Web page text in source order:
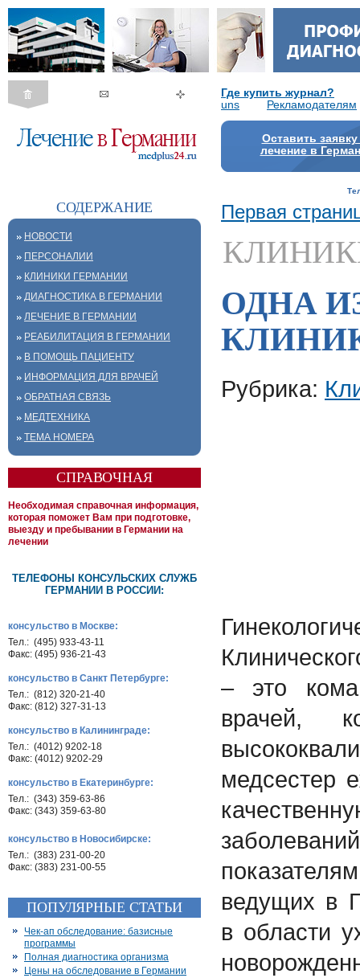
Где купить журнал?
uns
Рекламодателям
Оставить заявку
лечение в
СОДЕРЖАНИЕ
НОВОСТИ
ПЕРСОНАЛИИ
КЛИНИКИ ГЕРМАНИИ
ДИАГНОСТИКА В ГЕРМАНИИ
ЛЕЧЕНИЕ В ГЕРМАНИИ
РЕАБИЛИТАЦИЯ В ГЕРМАНИИ
В ПОМОЩЬ ПАЦИЕНТУ
ИНФОРМАЦИЯ ДЛЯ ВРАЧЕЙ
ОБРАТНАЯ СВЯЗЬ
МЕДТЕХНИКА
ТЕМА НОМЕРА
СПРАВОЧНАЯ
Необходимая справочная информация,
которая поможет Вам при подготовке,
выезду и пребывании в Германии на
лечении
ТЕЛЕФОНЫ КОНСУЛЬСКИХ СЛУЖБ
ГЕРМАНИИ В РОССИИ:
консульство в Москве:
Тел.: (495) 933-43-11
Факс: (495) 936-21-43
консульство в Санкт Петербурге:
Тел.: (812) 320-21-40
Факс: (812) 327-31-13
консульство в Калининграде:
Тел.: (4012) 9202-18
Факс: (4012) 9202-29
консульство в Екатеринбурге:
Тел.: (343) 359-63-86
Факс: (343) 359-63-80
консульство в Новосибирске:
Тел.: (383) 231-00-20
Факс: (383) 231-00-55
ПОПУЛЯРНЫЕ СТАТЬИ
Чек-ап обследование: базисные
программы
Полная диагностика организма
Цены на обследование в Германии
Первая
ОДНА
Рубрика:
– это
врачей,
медсестер
ведущих в
в области